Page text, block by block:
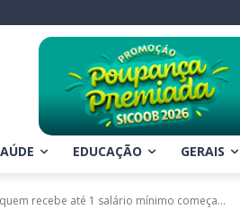
EDUCAÇÃO GERAIS
recebe até 1 salário mínimo começa...